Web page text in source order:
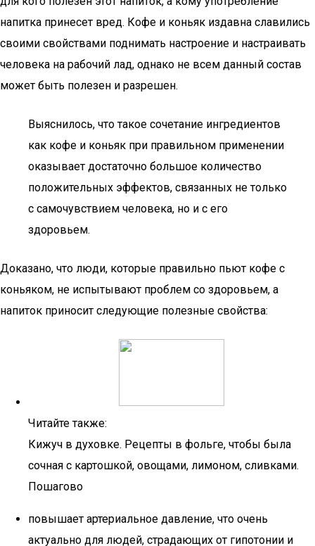
напитка принесет вред. Кофе и коньяк издавна славились
своими свойствами поднимать настроение и настраивать
человека на рабочий лад, однако не всем данный состав
может быть полезен и разрешен.
Выяснилось, что такое сочетание ингредиентов
как кофе и коньяк при правильном применении
оказывает достаточно большое количество
положительных эффектов, связанных не только
с самочувствием человека, но и с его
здоровьем.
Доказано, что люди, которые правильно пьют кофе с
коньяком, не испытывают проблем со здоровьем, а
напиток приносит следующие полезные свойства:
Читайте также:
Кижуч в духовке. Рецепты в фольге, чтобы была
сочная с картошкой, овощами, лимоном, сливками.
Пошагово
повышает артериальное давление, что очень
актуально для людей, страдающих от гипотонии и